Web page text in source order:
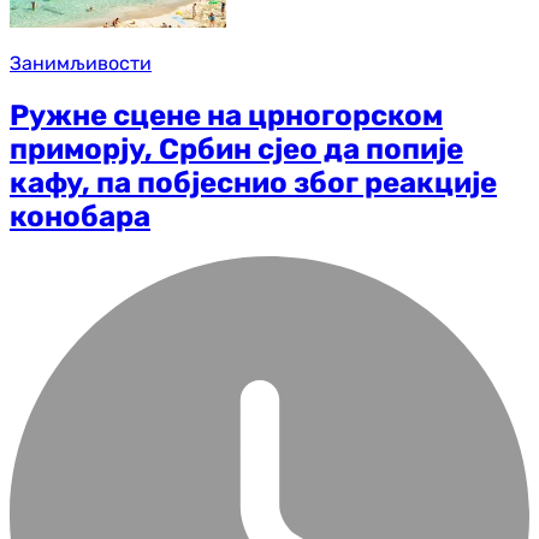
Занимљивости
Ружне сцене на црногорском
приморју, Србин сјео да попије
кафу, па побјеснио због реакције
конобара